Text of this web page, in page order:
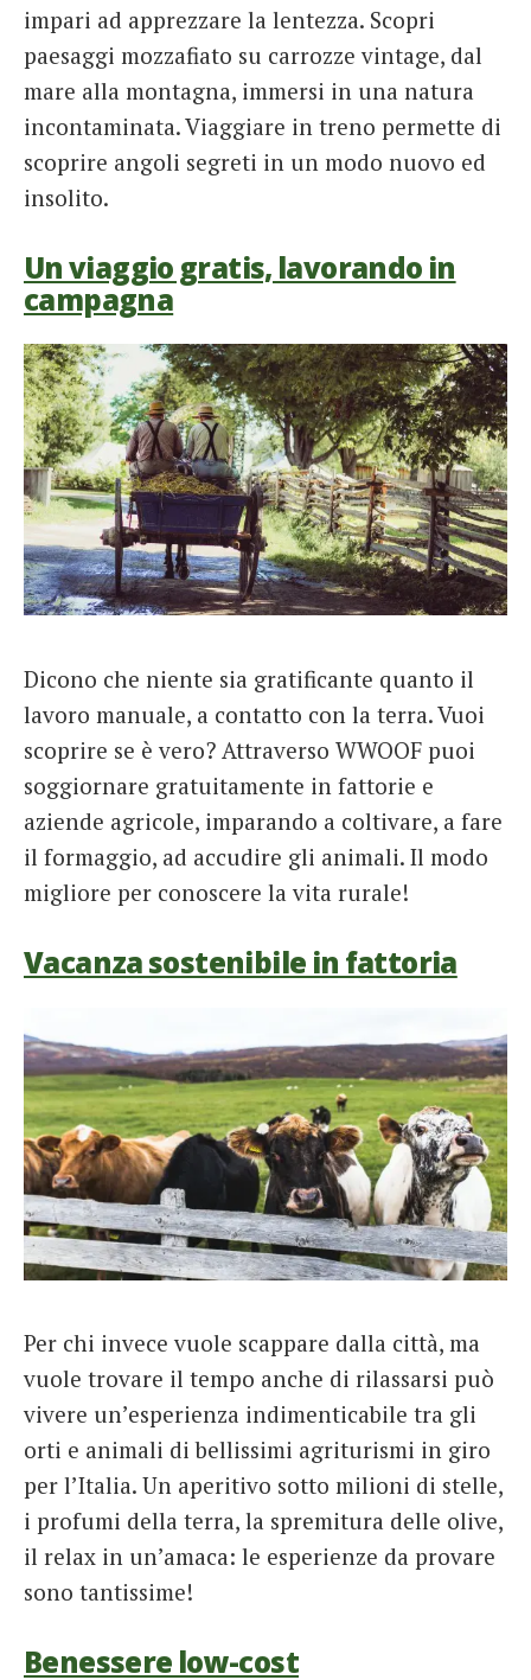
impari ad apprezzare la lentezza. Scopri
paesaggi mozzafiato su carrozze vintage, dal
mare alla montagna, immersi in una natura
incontaminata. Viaggiare in treno permette di
scoprire angoli segreti in un modo nuovo ed
insolito.
Un viaggio gratis, lavorando in
campagna
Dicono che niente sia gratificante quanto il
lavoro manuale, a contatto con la terra. Vuoi
scoprire se è vero? Attraverso WWOOF puoi
soggiornare gratuitamente in fattorie e
aziende agricole, imparando a coltivare, a fare
il formaggio, ad accudire gli animali. Il modo
migliore per conoscere la vita rurale!
Vacanza sostenibile in fattoria
Per chi invece vuole scappare dalla città, ma
vuole trovare il tempo anche di rilassarsi può
vivere un’esperienza indimenticabile tra gli
orti e animali di bellissimi agriturismi in giro
per l’Italia. Un aperitivo sotto milioni di stelle,
i profumi della terra, la spremitura delle olive,
il relax in un’amaca: le esperienze da provare
sono tantissime!
Benessere low-cost